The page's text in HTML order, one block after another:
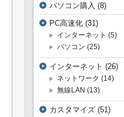
パソコン購入 (8)
PC高速化 (31)
インターネット (5)
パソコン (25)
インターネット (26)
ネットワーク (14)
無線LAN (13)
カスタマイズ (51)